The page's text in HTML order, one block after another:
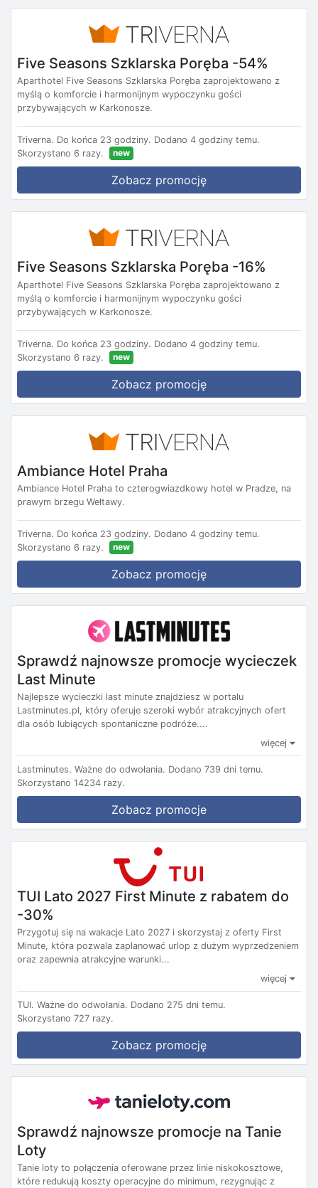
Five Seasons Szklarska Poręba -54%
Aparthotel Five Seasons Szklarska Poręba zaprojektowano z
myślą o komforcie i harmonijnym wypoczynku gości
przybywających w Karkonosze.
Triverna. Do końca 23 godziny. Dodano 4 godziny temu.
Skorzystano 6 razy.
new
Zobacz promocję
Five Seasons Szklarska Poręba -16%
Aparthotel Five Seasons Szklarska Poręba zaprojektowano z
myślą o komforcie i harmonijnym wypoczynku gości
przybywających w Karkonosze.
Triverna. Do końca 23 godziny. Dodano 4 godziny temu.
Skorzystano 6 razy.
new
Zobacz promocję
Ambiance Hotel Praha
Ambiance Hotel Praha to czterogwiazdkowy hotel w Pradze, na
prawym brzegu Wełtawy.
Triverna. Do końca 23 godziny. Dodano 4 godziny temu.
Skorzystano 6 razy.
new
Zobacz promocję
Sprawdź najnowsze promocje wycieczek
Last Minute
Najlepsze wycieczki last minute znajdziesz w portalu
Lastminutes.pl, który oferuje szeroki wybór atrakcyjnych ofert
dla osób lubiących spontaniczne podróże....
więcej
Lastminutes. Ważne do odwołania. Dodano 739 dni temu.
Skorzystano 14234 razy.
Zobacz promocje
TUI Lato 2027 First Minute z rabatem do
-30%
Przygotuj się na wakacje Lato 2027 i skorzystaj z oferty First
Minute, która pozwala zaplanować urlop z dużym wyprzedzeniem
oraz zapewnia atrakcyjne warunki...
więcej
TUI. Ważne do odwołania. Dodano 275 dni temu.
Skorzystano 727 razy.
Zobacz promocję
Sprawdź najnowsze promocje na Tanie
Loty
Tanie loty to połączenia oferowane przez linie niskokosztowe,
które redukują koszty operacyjne do minimum, rezygnując z